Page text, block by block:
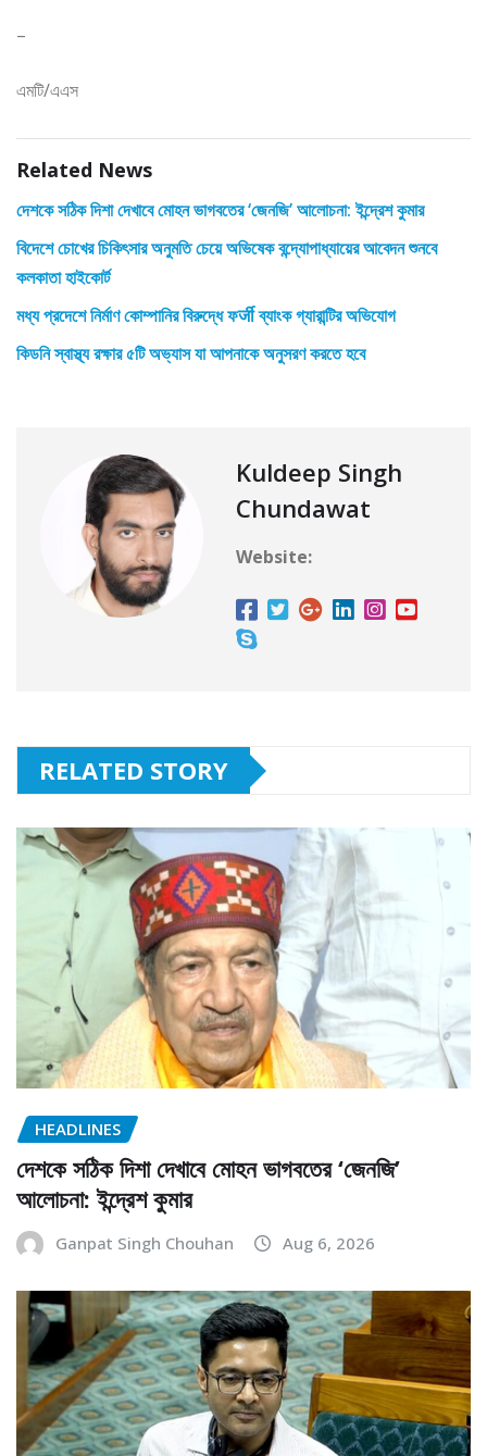
–
এমটি/এএস
Related News
দেশকে সঠিক দিশা দেখাবে মোহন ভাগবতের ‘জেনজি’ আলোচনা: ইন্দ্রেশ কুমার
বিদেশে চোখের চিকিৎসার অনুমতি চেয়ে অভিষেক বন্দ্যোপাধ্যায়ের আবেদন শুনবে
কলকাতা হাইকোর্ট
মধ্য প্রদেশে নির্মাণ কোম্পানির বিরুদ্ধে ফर्जी ব্যাংক গ্যারান্টির অভিযোগ
কিডনি স্বাস্থ্য রক্ষার ৫টি অভ্যাস যা আপনাকে অনুসরণ করতে হবে
Kuldeep Singh
Chundawat
Website:
RELATED STORY
HEADLINES
দেশকে সঠিক দিশা দেখাবে মোহন ভাগবতের ‘জেনজি’
আলোচনা: ইন্দ্রেশ কুমার
Ganpat Singh Chouhan Aug 6, 2026